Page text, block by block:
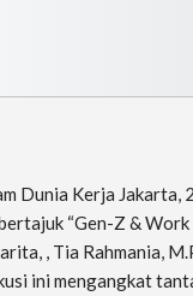
Dunia Kerja
“Gen-Z &
, Tia Rahmania,
ini mengangkat